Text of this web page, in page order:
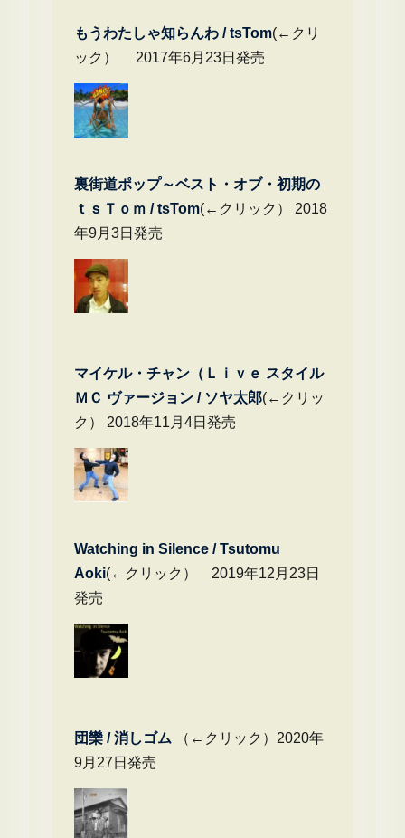
もうわたしゃ知らんわ / tsTom(←クリ
ック） 2017年6月23日発売
裏街道ポップ～ベスト・オブ・初期の
ｔｓＴｏｍ / tsTom(←クリック） 2018
年9月3日発売
マイケル・チャン（Ｌｉｖｅ スタイル
ＭＣ ヴァージョン / ソヤ太郎(←クリッ
ク） 2018年11月4日発売
Watching in Silence / Tsutomu
Aoki(←クリック） 2019年12月23日
発売
団欒 / 消しゴム （←クリック）2020年
9月27日発売